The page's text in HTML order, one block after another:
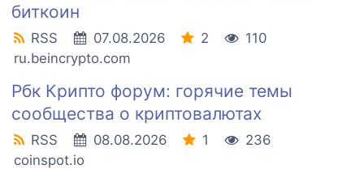
биткоин
RSS 07.08.2026 2
110
ru.beincrypto.com
Рбк Крипто форум: горячие темы
сообщества о криптовалютах
RSS 08.08.2026 1
236
coinspot.io